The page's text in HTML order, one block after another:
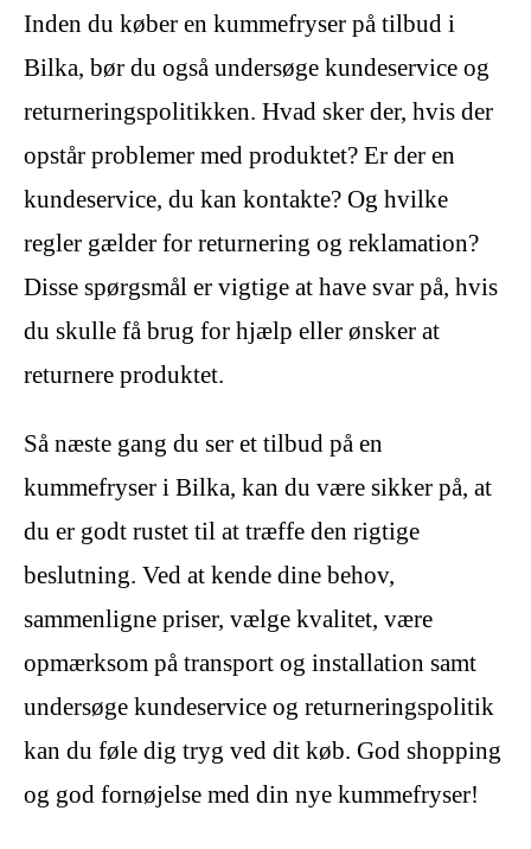
Inden du køber en kummefryser på tilbud i
Bilka, bør du også undersøge kundeservice og
returneringspolitikken. Hvad sker der, hvis der
opstår problemer med produktet? Er der en
kundeservice, du kan kontakte? Og hvilke
regler gælder for returnering og reklamation?
Disse spørgsmål er vigtige at have svar på, hvis
du skulle få brug for hjælp eller ønsker at
returnere produktet.
Så næste gang du ser et tilbud på en
kummefryser i Bilka, kan du være sikker på, at
du er godt rustet til at træffe den rigtige
beslutning. Ved at kende dine behov,
sammenligne priser, vælge kvalitet, være
opmærksom på transport og installation samt
undersøge kundeservice og returneringspolitik
kan du føle dig tryg ved dit køb. God shopping
og god fornøjelse med din nye kummefryser!